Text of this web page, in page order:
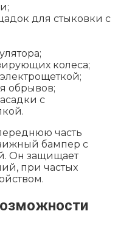
для стыковки с
колеса;
обрывов;
с
часть
бампер с
Он защищает
при частых